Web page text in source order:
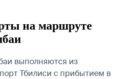
на маршруте
выполняются из
Тбилиси с прибытием в